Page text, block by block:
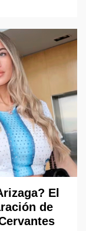
El
de